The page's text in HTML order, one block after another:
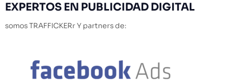
EXPERTOSEN PUBLICIDAD DIGITAL
somos TRAFFICKERr Y partners de: